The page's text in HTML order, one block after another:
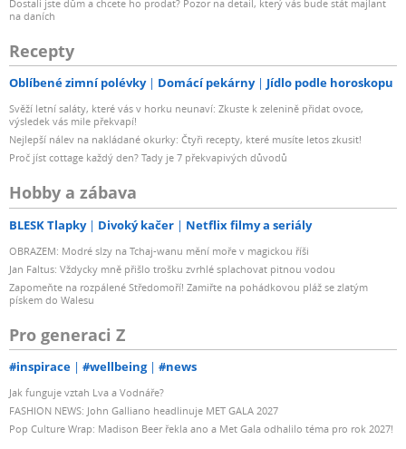
Dostali jste dům a chcete ho prodat? Pozor na detail, který vás bude stát majlant
na daních
Recepty
Oblíbené zimní polévky Domácí pekárny Jídlo podle horoskopu
Svěží letní saláty, které vás v horku neunaví: Zkuste k zelenině přidat ovoce,
výsledek vás mile překvapí!
Nejlepší nálev na nakládané okurky: Čtyři recepty, které musíte letos zkusit!
Proč jíst cottage každý den? Tady je 7 překvapivých důvodů
Hobby a zábava
BLESK Tlapky Divoký kačer Netflix filmy a seriály
OBRAZEM: Modré slzy na Tchaj-wanu mění moře v magickou říši
Jan Faltus: Vždycky mně přišlo trošku zvrhlé splachovat pitnou vodou
Zapomeňte na rozpálené Středomoří! Zamiřte na pohádkovou pláž se zlatým
pískem do Walesu
Pro generaci Z
#inspirace #wellbeing #news
Jak funguje vztah Lva a Vodnáře?
FASHION NEWS: John Galliano headlinuje MET GALA 2027
Pop Culture Wrap: Madison Beer řekla ano a Met Gala odhalilo téma pro rok 2027!